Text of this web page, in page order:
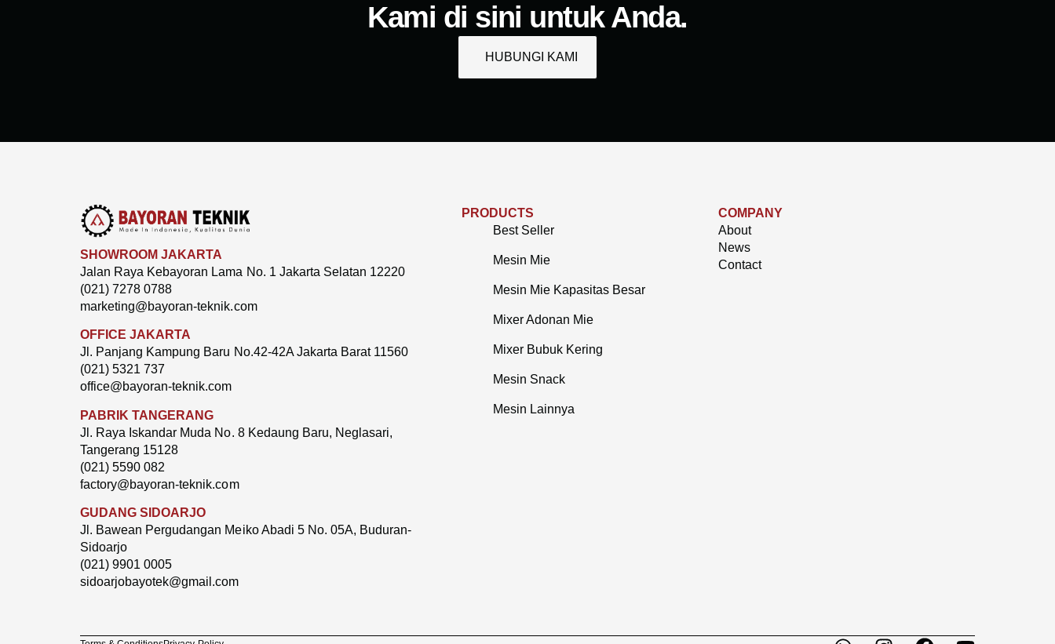
Kami di sini untuk Anda.
HUBUNGI KAMI
SHOWROOM JAKARTA
Jalan Raya Kebayoran Lama No. 1 Jakarta Selatan 12220
(021) 7278 0788
marketing@bayoran-teknik.com
OFFICE JAKARTA
Jl. Panjang Kampung Baru No.42-42A Jakarta Barat 11560
(021) 5321 737
office@bayoran-teknik.com
PABRIK TANGERANG
Jl. Raya Iskandar Muda No. 8 Kedaung Baru, Neglasari,
Tangerang 15128
(021) 5590 082
factory@bayoran-teknik.com
GUDANG SIDOARJO
Jl. Bawean Pergudangan Meiko Abadi 5 No. 05A, Buduran-
Sidoarjo
(021) 9901 0005
sidoarjobayotek@gmail.com
PRODUCTS
Best Seller
Mesin Mie
Mesin Mie Kapasitas Besar
Mixer Adonan Mie
Mixer Bubuk Kering
Mesin Snack
Mesin Lainnya
COMPANY
About
News
Contact